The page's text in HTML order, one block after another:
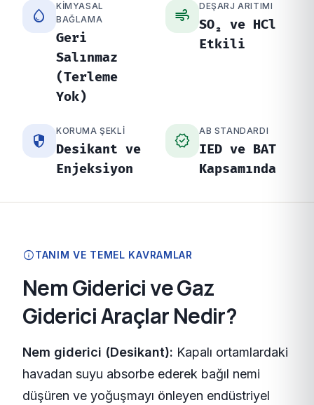
water_drop
KIMYASAL
BAĞLAMA
Geri
Salınmaz
(Terleme
Yok)
air
DEŞARJ ARITIMI
SO₂ ve HCl
Etkili
security
KORUMA ŞEKLI
Desikant ve
Enjeksiyon
verified
AB STANDARDI
IED ve BAT
Kapsamında
infoTANIM VE TEMEL KAVRAMLAR
Nem Giderici ve Gaz
Giderici Araçlar Nedir?
Nem giderici (Desikant): Kapalı ortamlardaki
havadan suyu absorbe ederek bağıl nemi
düşüren ve yoğuşmayı önleyen endüstriyel